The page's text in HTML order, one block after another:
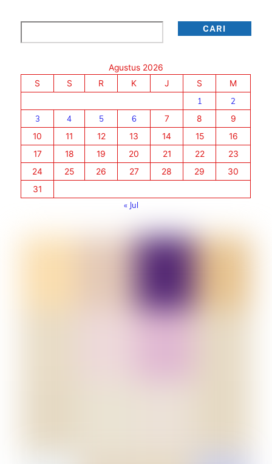
CARI
Agustus 2026
S
S R K J S
M
1
2
3
4 5 6 7 8
9
10
11 12 13 14 15
16
17
18 19 20 21 22
23
24
25 26 27 28 29
30
31
« Jul